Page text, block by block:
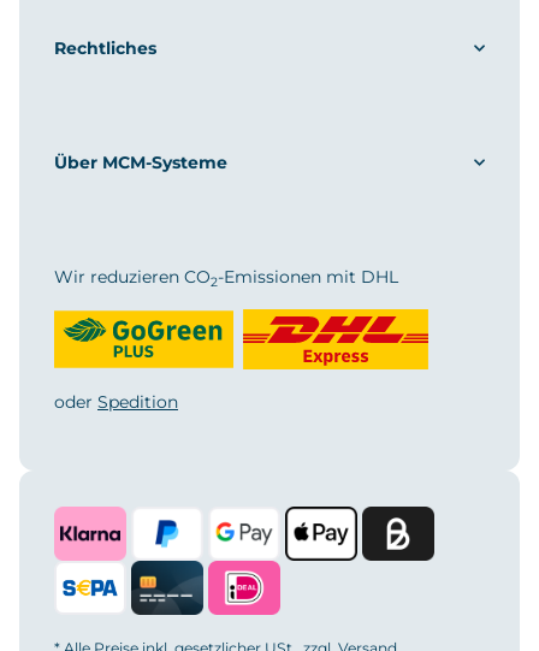
Rechtliches
Über MCM-Systeme
Wir reduzieren CO2-Emissionen mit DHL
oder Spedition